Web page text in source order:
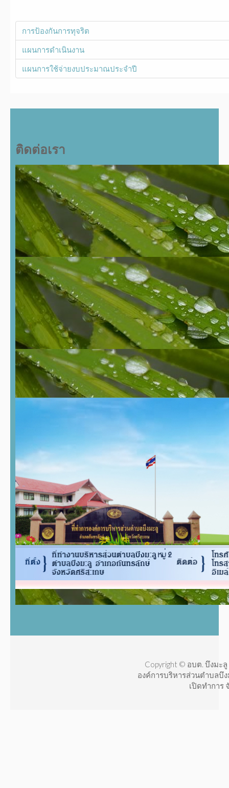
การป้องกันการทุจริต
แผนการดำเนินงาน
แผนการใช้จ่ายงบประมาณประจำปี
ติดต่อเรา
Copyright © อบต. บึงมะ
องค์การบริหารส่วนตำบลบึ